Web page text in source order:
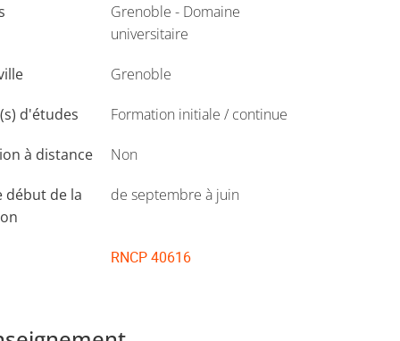
Elles se poursuivent à partir de
suivi et validé les trois années de ces
Grenoble - Domaine
universitaire
Grenoble
d'études Formation initiale / continue
à distance Non
début de la
de septembre à juin
RNCP 40616